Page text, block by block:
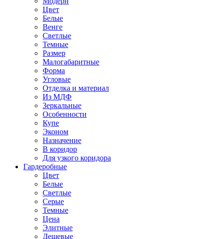
Цвет
Белые
Венге
Светлые
Темные
Размер
Малогабаритные
Форма
Угловые
Отделка и материал
Из МДФ
Зеркальные
Особенности
Купе
Эконом
Назначение
В коридор
Для узкого коридора
Гардеробные
Цвет
Белые
Светлые
Серые
Темные
Цена
Элитные
Дешевые